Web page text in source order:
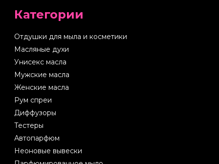
Категории
Отдушки для мыла и косметики
Масляные духи
Унисекс масла
Мужские масла
Женские масла
Рум спреи
Диффузоры
Тестеры
Автопарфюм
Неоновые вывески